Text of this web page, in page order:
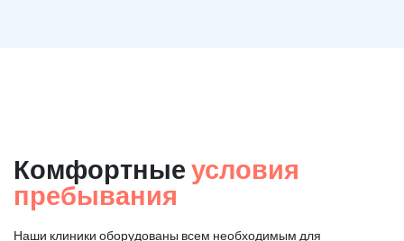
Комфортные условия
пребывания
Наши клиники оборудованы всем необходимым для